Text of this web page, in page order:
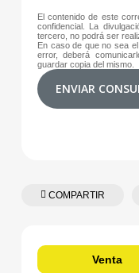
El contenido de este
confidencial. La
tercero, no podrá ser
En caso de que no sea
error, deberá
guardar copia del mismo.
ENVIAR
COMPARTIR
Venta